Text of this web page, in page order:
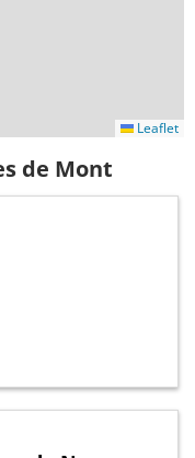
Leaflet
de Mont